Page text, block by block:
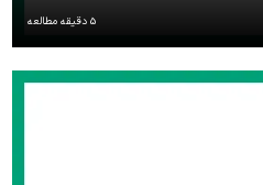
5 دقیقه مطالعه